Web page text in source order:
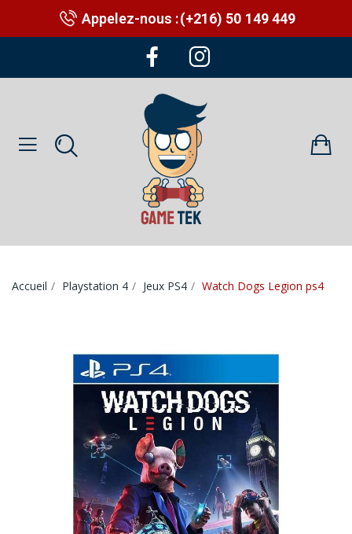
Appelez-nous :(+216) 50 149 449
Accueil Playstation 4 Jeux PS4 Watch Dogs Legion ps4